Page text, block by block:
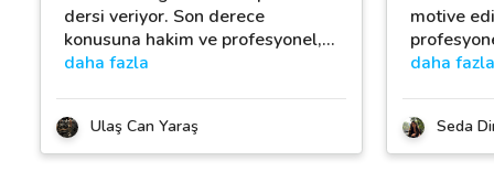
dersi veriyor. Son derece
konusuna hakim ve profesyonel,…
daha fazla
Ulaş Can Yaraş
motive
daha fazla
Seda